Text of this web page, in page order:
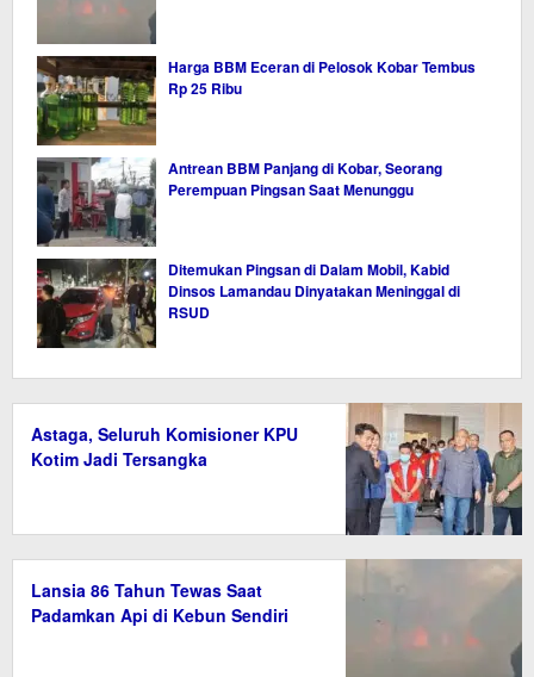
Harga BBM Eceran di Pelosok Kobar Tembus
Rp 25 Ribu
Antrean BBM Panjang di Kobar, Seorang
Perempuan Pingsan Saat Menunggu
Ditemukan Pingsan di Dalam Mobil, Kabid
Dinsos Lamandau Dinyatakan Meninggal di
RSUD
Astaga, Seluruh Komisioner KPU
Kotim Jadi Tersangka
Lansia 86 Tahun Tewas Saat
Padamkan Api di Kebun Sendiri